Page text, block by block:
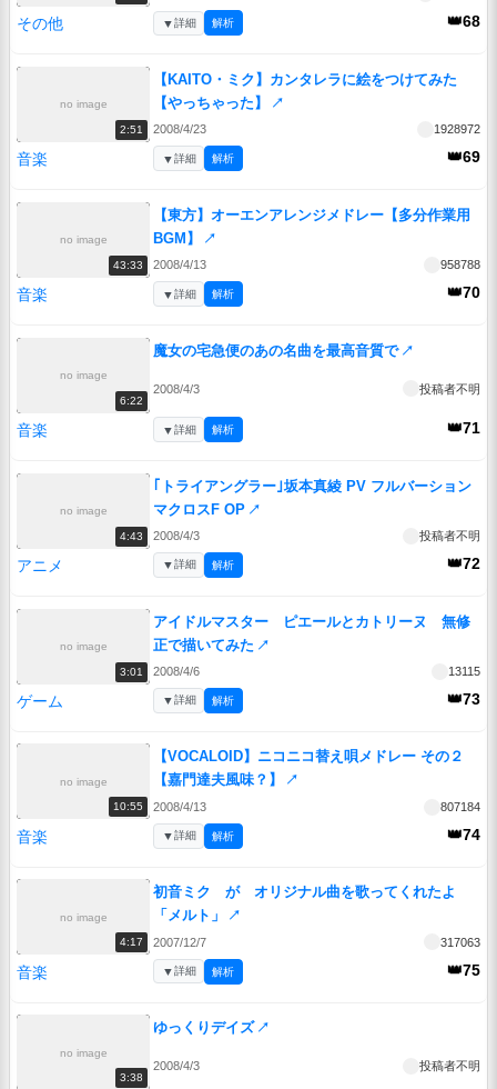
その他 👑68
▼詳細 解析
no image
2:51
【KAITO・ミク】カンタレラに絵をつけてみた
【やっちゃった】
↗
2008/4/23 1928972
音楽 👑69
▼詳細 解析
no image
43:33
【東方】オーエンアレンジメドレー【多分作業用
BGM】
↗
2008/4/13 958788
音楽 👑70
▼詳細 解析
no image
6:22
魔女の宅急便のあの名曲を最高音質で ↗
2008/4/3 投稿者不明
音楽 👑71
▼詳細 解析
no image
4:43
｢トライアングラー｣坂本真綾 PV フルバーション
マクロスF OP ↗
2008/4/3 投稿者不明
アニメ 👑72
▼詳細 解析
no image
3:01
アイドルマスター ピエールとカトリーヌ 無修
正で描いてみた ↗
2008/4/6 13115
ゲーム 👑73
▼詳細 解析
no image
10:55
【VOCALOID】ニコニコ替え唄メドレー その２
【嘉門達夫風味？】
↗
2008/4/13 807184
音楽 👑74
▼詳細 解析
no image
4:17
初音ミク が オリジナル曲を歌ってくれたよ
「メルト」
↗
2007/12/7 317063
音楽 👑75
▼詳細 解析
no image
3:38
ゆっくりデイズ ↗
2008/4/3 投稿者不明